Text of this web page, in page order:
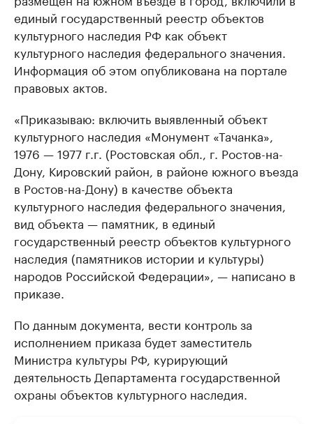
единый государственный реестр объектов
культурного наследия РФ как объект
культурного наследия федерального значения.
Информация об этом опубликована на портале
правовых актов.
«Приказываю: включить выявленный объект
культурного наследия «Монумент «Тачанка»,
1976 — 1977 г.г. (Ростовская обл., г. Ростов-на-
Дону, Кировский район, в районе южного въезда
в Ростов-на-Дону) в качестве объекта
культурного наследия федерального значения,
вид объекта — памятник, в единый
государственный реестр объектов культурного
наследия (памятников истории и культуры)
народов Российской Федерации», — написано в
приказе.
По данным документа, вести контроль за
исполнением приказа будет заместитель
Министра культуры РФ, курирующий
деятельность Департамента государственной
охраны объектов культурного наследия.